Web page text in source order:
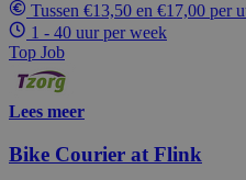
Tussen €13,50 en €17,00 per
1 - 40 uur per week
Top Job
Lees meer
Bike Courier at Flink